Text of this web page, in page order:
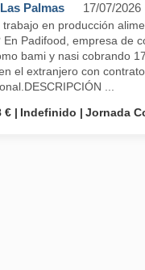
Palmas 17/07/2026
trabajo en producción
En Padifood, empresa de
bami y nasi cobrando
el extranjero con
...
€
Indefinido Jornada